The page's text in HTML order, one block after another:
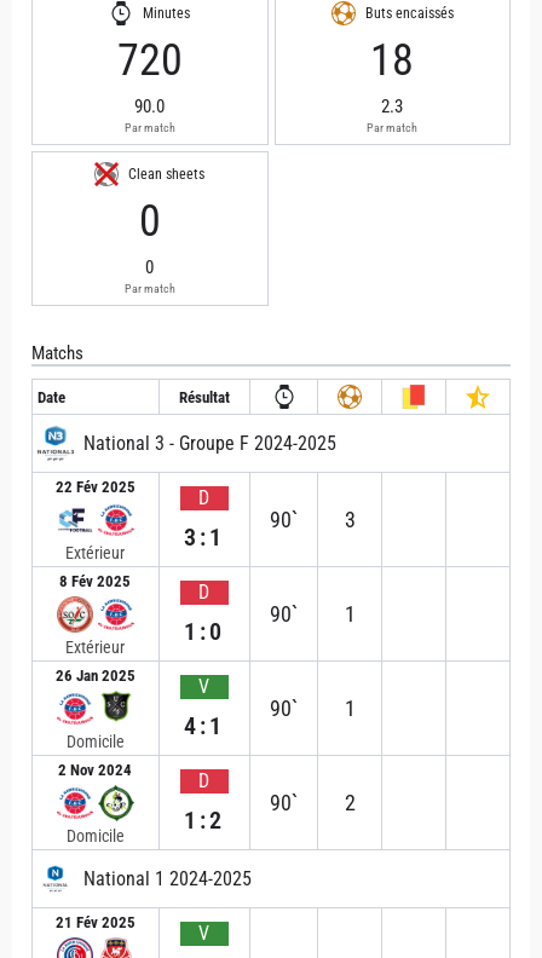
Minutes
720
90.0
Par match
Buts encaissés
18
2.3
Par match
Clean sheets
0
0
Par match
Matchs
Date Résultat
National 3 - Groupe F 2024-2025
22 Fév 2025
Extérieur
D
3:1
90` 3
8 Fév 2025
Extérieur
D
1:0
90` 1
26 Jan 2025
Domicile
V
4:1
90` 1
2 Nov 2024
Domicile
D
1:2
90` 2
National 1 2024-2025
21 Fév 2025 V